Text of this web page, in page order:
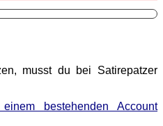
musst du bei Satirepatzer
bestehenden Account